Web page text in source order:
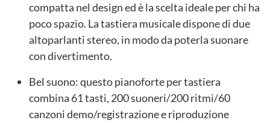
compatta nel design ed è la scelta ideale per chi ha
poco spazio. La tastiera musicale dispone di due
altoparlanti stereo, in modo da poterla suonare
con divertimento.
Bel suono: questo pianoforte per tastiera
combina 61 tasti, 200 suoneri/200 ritmi/60
canzoni demo/registrazione e riproduzione